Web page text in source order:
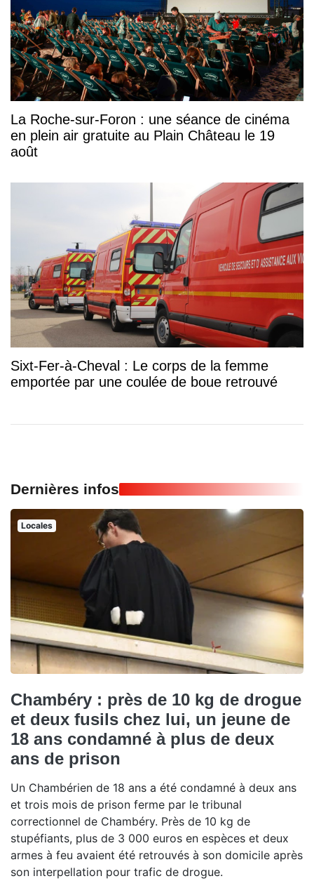
La Roche-sur-Foron : une séance de cinéma
en plein air gratuite au Plain Château le 19
août
Sixt-Fer-à-Cheval : Le corps de la femme
emportée par une coulée de boue retrouvé
Dernières infos
Locales
Chambéry : près de 10 kg de drogue
et deux fusils chez lui, un jeune de
18 ans condamné à plus de deux
ans de prison
Un Chambérien de 18 ans a été condamné à deux ans
et trois mois de prison ferme par le tribunal
correctionnel de Chambéry. Près de 10 kg de
stupéfiants, plus de 3 000 euros en espèces et deux
armes à feu avaient été retrouvés à son domicile après
son interpellation pour trafic de drogue.